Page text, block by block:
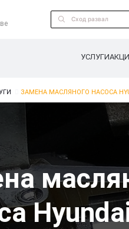
УСЛУГИ
ЗАМЕНА МАСЛЯНОГО НАСОСА